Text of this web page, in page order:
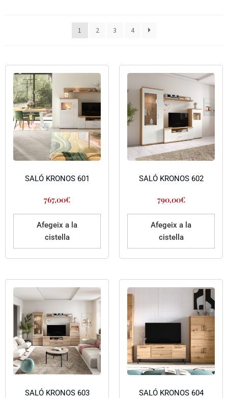
1 2 3 4
SALÓ KRONOS 601
767,00€
Afegeix a la
cistella
SALÓ KRONOS 602
790,00€
Afegeix a la
cistella
SALÓ KRONOS 603 SALÓ KRONOS 604